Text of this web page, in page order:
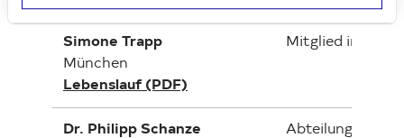
Simone Trapp
München
Lebenslauf (PDF)
Mitglied im
Dr. Philipp Schanze
Abteilungsleiter